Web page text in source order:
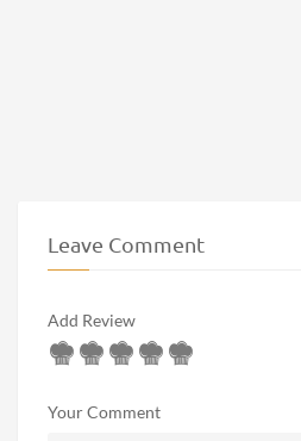
Leave Comment
Add Review
Your Comment